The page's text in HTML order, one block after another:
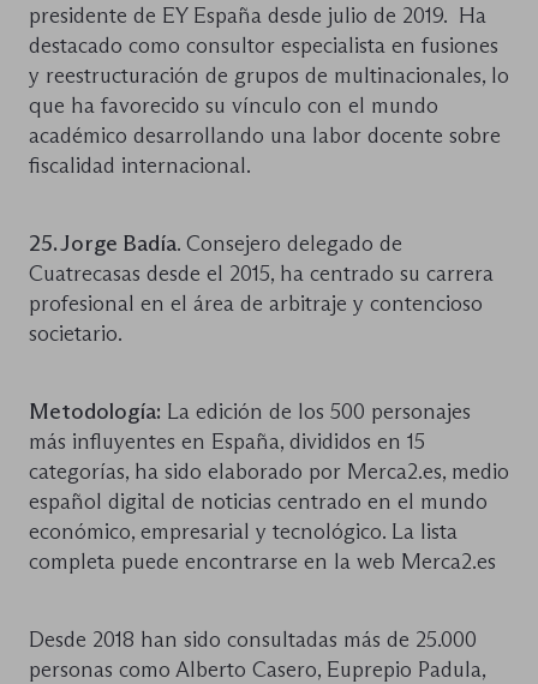
presidente de EY España desde julio de 2019. ​ Ha
destacado como consultor especialista en fusiones
y reestructuración de grupos de multinacionales, lo
que ha favorecido su vínculo con el mundo
académico desarrollando una labor docente sobre
fiscalidad internacional.
25. Jorge Badía. Consejero delegado de
Cuatrecasas desde el 2015, ha centrado su carrera
profesional en el área de arbitraje y contencioso
societario.
Metodología: La edición de los 500 personajes
más influyentes en España, divididos en 15
categorías, ha sido elaborado por Merca2.es, medio
español digital de noticias centrado en el mundo
económico, empresarial y tecnológico. La lista
completa puede encontrarse en la web Merca2.es
Desde 2018 han sido consultadas más de 25.000
personas como Alberto Casero, Euprepio Padula,